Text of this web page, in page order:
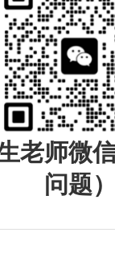
老师微
问题